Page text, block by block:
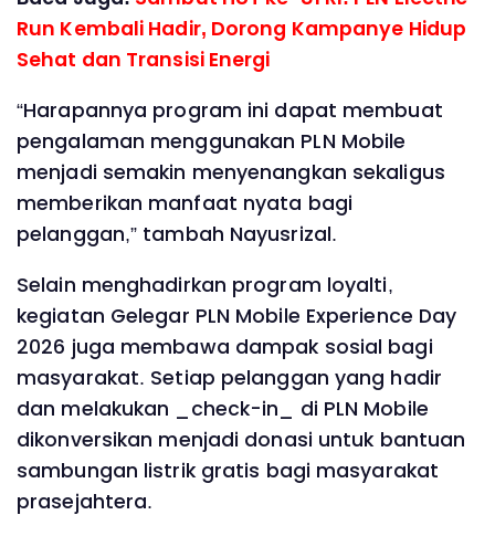
Run Kembali Hadir, Dorong Kampanye Hidup
Sehat dan Transisi Energi
“Harapannya program ini dapat membuat
pengalaman menggunakan PLN Mobile
menjadi semakin menyenangkan sekaligus
memberikan manfaat nyata bagi
pelanggan,” tambah Nayusrizal.
Selain menghadirkan program loyalti,
kegiatan Gelegar PLN Mobile Experience Day
2026 juga membawa dampak sosial bagi
masyarakat. Setiap pelanggan yang hadir
dan melakukan _check-in_ di PLN Mobile
dikonversikan menjadi donasi untuk bantuan
sambungan listrik gratis bagi masyarakat
prasejahtera.